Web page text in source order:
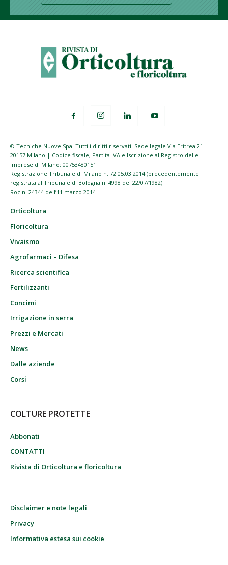
© Tecniche Nuove Spa. Tutti i diritti riservati. Sede legale Via Eritrea 21 -
20157 Milano | Codice fiscale, Partita IVA e Iscrizione al Registro delle
imprese di Milano: 00753480151
Registrazione Tribunale di Milano n. 72 05.03.2014 (precedentemente
registrata al Tribunale di Bologna n. 4998 del 22/07/1982)
Roc n. 24344 dell’11 marzo 2014
Orticoltura
Floricoltura
Vivaismo
Agrofarmaci – Difesa
Ricerca scientifica
Fertilizzanti
Concimi
Irrigazione in serra
Prezzi e Mercati
News
Dalle aziende
Corsi
COLTURE PROTETTE
Abbonati
CONTATTI
Rivista di Orticoltura e floricoltura
Disclaimer e note legali
Privacy
Informativa estesa sui cookie